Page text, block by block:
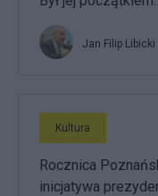
Jan Filip Libicki
Kultura
Rocznica
inicjatywa